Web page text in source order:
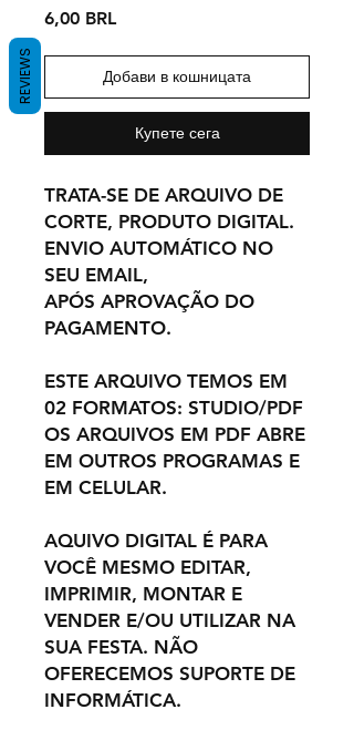
6,00 BRLЦена
Добави в кошницата
Купете сега
TRATA-SE DE ARQUIVO DE
CORTE, PRODUTO DIGITAL.
ENVIO AUTOMÁTICO NO
SEU EMAIL,
APÓS APROVAÇÃO DO
PAGAMENTO.
ESTE ARQUIVO TEMOS EM
02 FORMATOS: STUDIO/PDF
OS ARQUIVOS EM PDF ABRE
EM OUTROS PROGRAMAS E
EM CELULAR.
AQUIVO DIGITAL É PARA
VOCÊ MESMO EDITAR,
IMPRIMIR, MONTAR E
VENDER E/OU UTILIZAR NA
SUA FESTA. NÃO
OFERECEMOS SUPORTE DE
INFORMÁTICA.
REVIEWS